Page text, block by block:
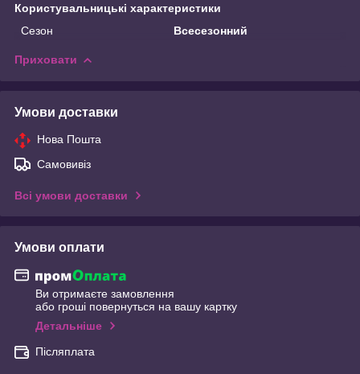
Користувальницькі характеристики
Сезон
Всесезонний
Приховати
Умови доставки
Нова Пошта
Самовивіз
Всі умови доставки
Умови оплати
Ви отримаєте замовлення
або гроші повернуться на вашу картку
Детальніше
Післяплата